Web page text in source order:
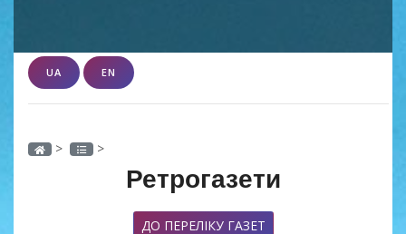
UA EN
> >
Ретрогазети
ДО ПЕРЕЛІКУ ГАЗЕТ